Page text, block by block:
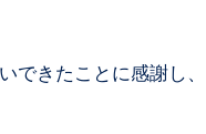
できたことに感謝し